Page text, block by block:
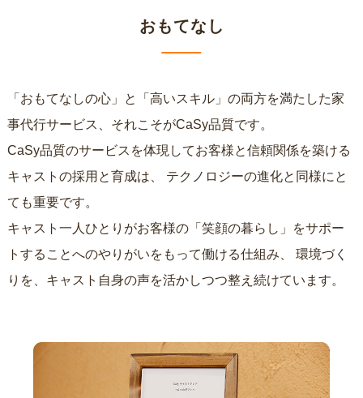
おもてなし
「おもてなしの心」と「高いスキル」の両方を満たした家
事代行サービス、それこそがCaSy品質です。
CaSy品質のサービスを体現してお客様と信頼関係を築ける
キャストの採用と育成は、
ても重要です。
キャスト一人ひとりがお客様の「笑顔の暮らし」をサポー
トすることへのやりがいをもって働ける仕組み、
りを、キャスト自身の声を活かしつつ整え続けています。